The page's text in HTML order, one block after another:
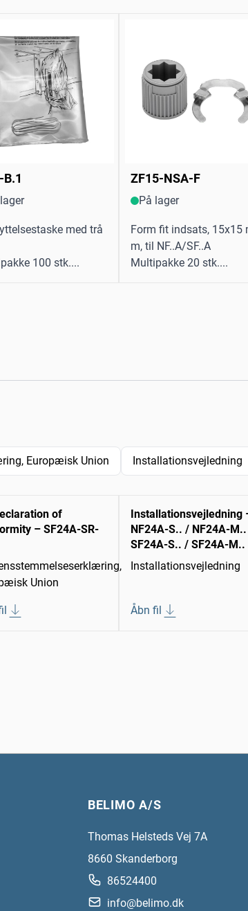
B.1
med trå
100 stk....
ZF15-NSA-F
På lager
Form fit indsats, 15x15
m, til NF..A/SF..A
Multipakke 20 stk....
Europæisk Union Installationsvejledning
of
– SF24A-SR-
Union
Installationsvejledning
NF24A-S.. / NF24A-
SF24A-S.. / SF24A-M..
Installationsvejledning
Åbn fil
BELIMO A/S
Thomas Helsteds Vej 7A
8660 Skanderborg
86524400
info@belimo.dk